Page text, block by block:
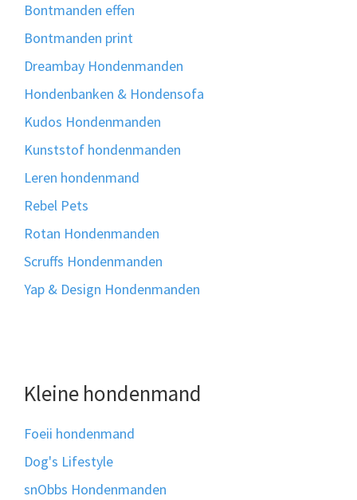
Bontmanden effen
Bontmanden print
Dreambay Hondenmanden
Hondenbanken & Hondensofa
Kudos Hondenmanden
Kunststof hondenmanden
Leren hondenmand
Rebel Pets
Rotan Hondenmanden
Scruffs Hondenmanden
Yap & Design Hondenmanden
Kleine hondenmand
Foeii hondenmand
Dog's Lifestyle
snObbs Hondenmanden